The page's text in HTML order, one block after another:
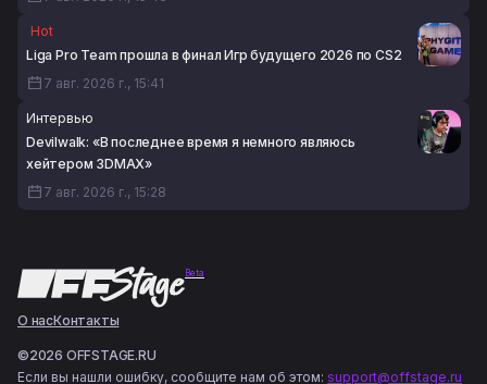
Hot
Liga Pro Team прошла в финал Игр будущего 2026 по CS2
7 авг. 2026 г., 15:41
Интервью
Devilwalk: «В последнее время я немного являюсь
хейтером 3DMAX»
7 авг. 2026 г., 15:28
Beta
О насКонтакты
©2026 OFFSTAGE.RU
Если вы нашли ошибку, сообщите нам об этом: support@offstage.ru